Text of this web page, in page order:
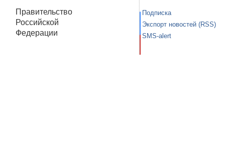
Правительство
Российской
Федерации
Подписка
Экспорт новостей (RSS)
SMS-alert